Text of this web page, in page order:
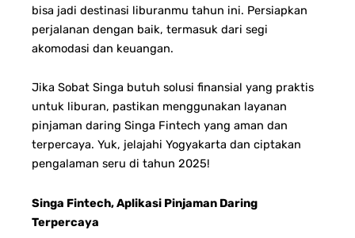
bisa jadi destinasi liburanmu tahun ini. Persiapkan
perjalanan dengan baik, termasuk dari segi
akomodasi dan keuangan.
Jika Sobat Singa butuh solusi finansial yang praktis
untuk liburan, pastikan menggunakan layanan
pinjaman daring Singa Fintech yang aman dan
terpercaya. Yuk, jelajahi Yogyakarta dan ciptakan
pengalaman seru di tahun 2025!
Singa Fintech, Aplikasi Pinjaman Daring
Terpercaya